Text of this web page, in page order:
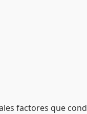
factores que